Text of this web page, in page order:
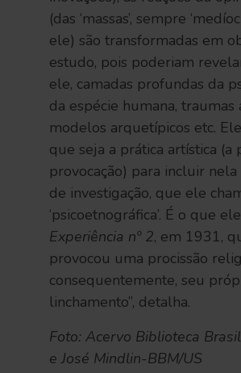
(das ‘massas’, sempre
ele) são transformadas em
estudo, pois poderiam
ele, camadas profundas da
da espécie humana, traumas
modelos arquetípicos etc.
que seja a prática artística (a
provocação) para incluir nela
de investigação, que ele
‘psicoetnográfica’. É o que
Experiência nº 2, em 1931,
provocou uma procissão
consequentemente, seu
linchamento”, detalha.
Foto: Acervo Biblioteca
e José Mindlin-BBM/US